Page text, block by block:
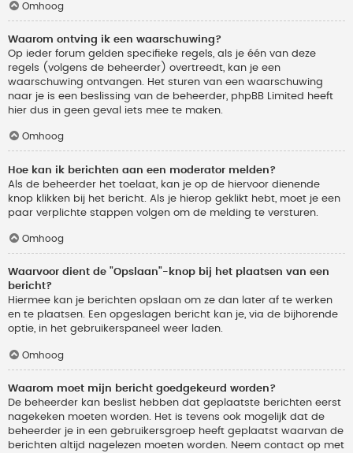
Omhoog
Waarom ontving ik een waarschuwing?
Op ieder forum gelden specifieke regels, als je één van deze
regels (volgens de beheerder) overtreedt, kan je een
waarschuwing ontvangen. Het sturen van een waarschuwing
naar je is een beslissing van de beheerder, phpBB Limited heeft
hier dus in geen geval iets mee te maken.
Omhoog
Hoe kan ik berichten aan een moderator melden?
Als de beheerder het toelaat, kan je op de hiervoor dienende
knop klikken bij het bericht. Als je hierop geklikt hebt, moet je een
paar verplichte stappen volgen om de melding te versturen.
Omhoog
Waarvoor dient de "Opslaan"-knop bij het plaatsen van een
bericht?
Hiermee kan je berichten opslaan om ze dan later af te werken
en te plaatsen. Een opgeslagen bericht kan je, via de bijhorende
optie, in het gebruikerspaneel weer laden.
Omhoog
Waarom moet mijn bericht goedgekeurd worden?
De beheerder kan beslist hebben dat geplaatste berichten eerst
nagekeken moeten worden. Het is tevens ook mogelijk dat de
beheerder je in een gebruikersgroep heeft geplaatst waarvan de
berichten altijd nagelezen moeten worden. Neem contact op met